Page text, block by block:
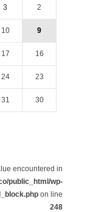
2
3
9
10
16
17
23
24
30
31
encountered in
public_html/wp-
on line
248